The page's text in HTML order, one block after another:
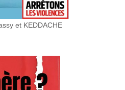
et KEDDACHE